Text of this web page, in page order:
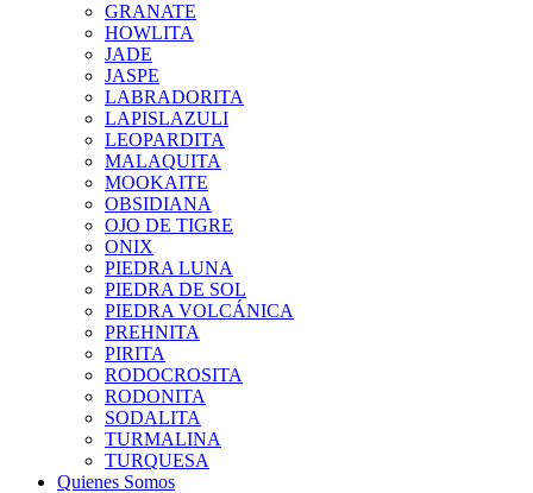
GRANATE
HOWLITA
JADE
JASPE
LABRADORITA
LAPISLAZULI
LEOPARDITA
MALAQUITA
MOOKAITE
OBSIDIANA
OJO DE TIGRE
ONIX
PIEDRA LUNA
PIEDRA DE SOL
PIEDRA VOLCÁNICA
PREHNITA
PIRITA
RODOCROSITA
RODONITA
SODALITA
TURMALINA
TURQUESA
Quienes Somos